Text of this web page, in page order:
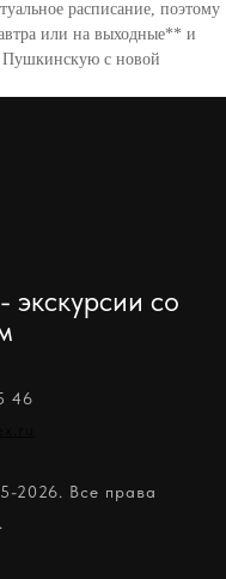
расписание, поэтому
или на выходные** и
Пушкинскую с новой
со
46
2026. Все права